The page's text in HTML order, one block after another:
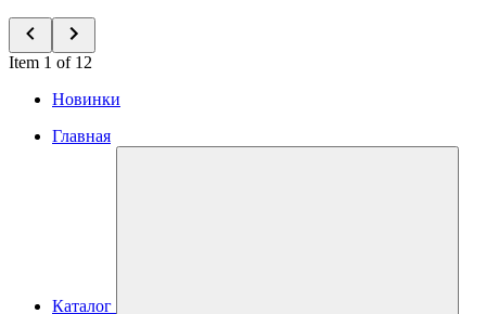
Item 1 of 12
Новинки
Главная
Каталог